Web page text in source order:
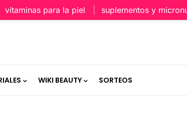
para la piel suplementos y micronutrición
WIKI BEAUTY SORTEOS